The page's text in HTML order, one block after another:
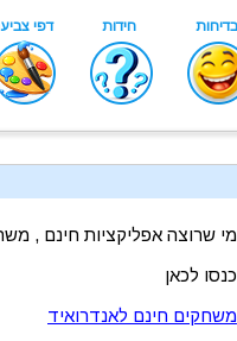
מי שרוצה אפליקציות חינם ,
כנסו לכאן
משחקים חינם לאנדרואיד